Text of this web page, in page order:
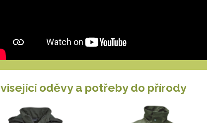
oděvy a potřeby do přírody